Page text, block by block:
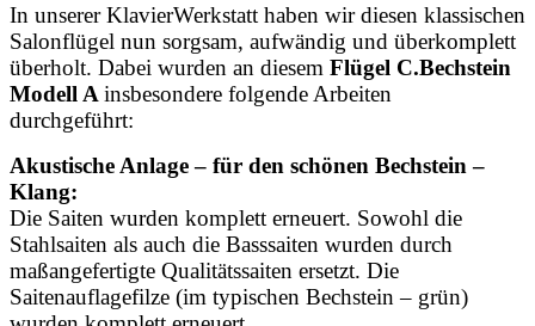
In unserer KlavierWerkstatt haben wir diesen klassischen
Salonflügel nun sorgsam, aufwändig und überkomplett
überholt. Dabei wurden an diesem Flügel C.Bechstein
Modell A insbesondere folgende Arbeiten
durchgeführt:
Akustische Anlage – für den schönen Bechstein –
Klang:
Die Saiten wurden komplett erneuert. Sowohl die
Stahlsaiten als auch die Basssaiten wurden durch
maßangefertigte Qualitätssaiten ersetzt. Die
Saitenauflagefilze (im typischen Bechstein – grün)